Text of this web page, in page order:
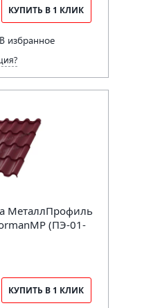
КУПИТЬ В 1 КЛИК
В избранное
МеталлПрофиль
(ПЭ-01-
КУПИТЬ В 1 КЛИК